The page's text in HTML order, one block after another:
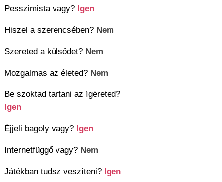
Pesszimista vagy? Igen
Hiszel a szerencsében? Nem
Szereted a külsődet? Nem
Mozgalmas az életed? Nem
Be szoktad tartani az ígéreted?
Igen
Éjjeli bagoly vagy? Igen
Internetfüggő vagy? Nem
Játékban tudsz veszíteni? Igen